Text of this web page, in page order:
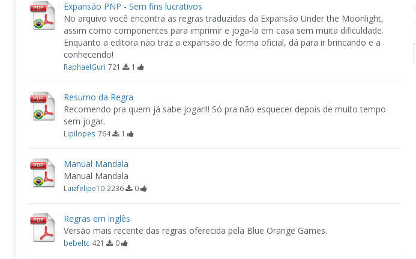
Expansão PNP - Sem fins lucrativos
No arquivo você encontra as regras traduzidas da Expansão Under the Moonlight,
assim como componentes para imprimir e joga-la em casa sem muita dificuldade.
Enquanto a editora não traz a expansão de forma oficial, dá para ir brincando e a
conhecendo!
RaphaelGuri 721 1
Resumo da Regra
Recomendo pra quem já sabe jogar!!! Só pra não esquecer depois de muito tempo
sem jogar.
Lipilopes 764 1
Manual Mandala
Manual Mandala
Luizfelipe10 2236 0
Regras em inglês
Versão mais recente das regras oferecida pela Blue Orange Games.
bebeltc 421 0